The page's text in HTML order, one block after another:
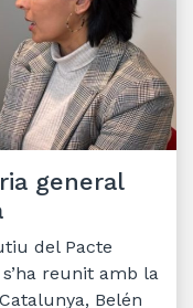
general
del Pacte
reunit amb la
Belén